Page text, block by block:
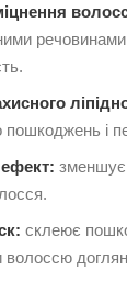
пошкоджень і
зменшує
склеює
волоссю